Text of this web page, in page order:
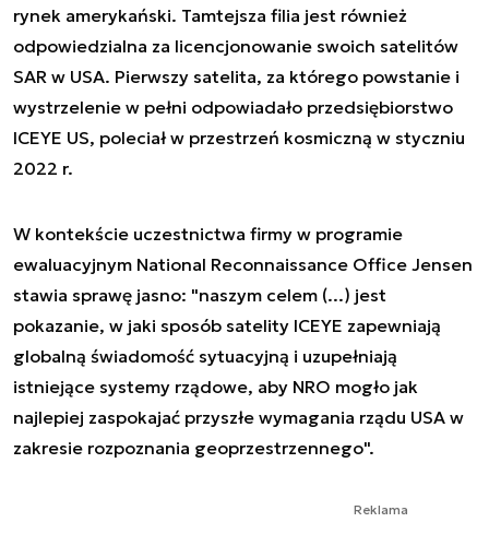
rynek amerykański. Tamtejsza filia jest również
odpowiedzialna za licencjonowanie swoich satelitów
SAR w USA. Pierwszy satelita, za którego powstanie i
wystrzelenie w pełni odpowiadało przedsiębiorstwo
ICEYE US, poleciał w przestrzeń kosmiczną w styczniu
2022 r.
W kontekście uczestnictwa firmy w programie
ewaluacyjnym National Reconnaissance Office Jensen
stawia sprawę jasno: "naszym celem (...) jest
pokazanie, w jaki sposób satelity ICEYE zapewniają
globalną świadomość sytuacyjną i uzupełniają
istniejące systemy rządowe, aby NRO mogło jak
najlepiej zaspokajać przyszłe wymagania rządu USA w
zakresie rozpoznania geoprzestrzennego".
Reklama